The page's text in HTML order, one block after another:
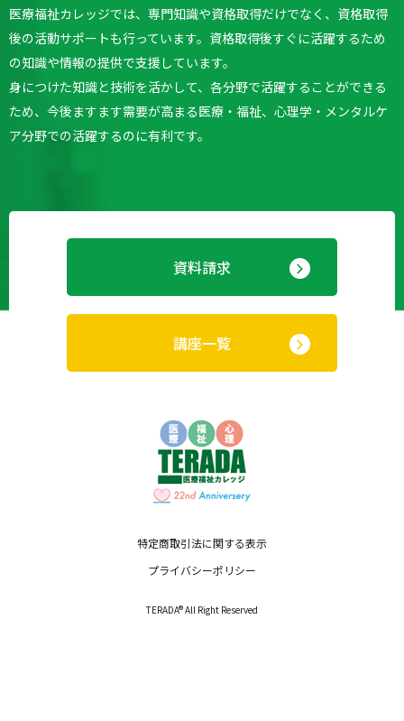
医療福祉カレッジでは、専門知識や資格取得だけでなく、資格取得
後の活動サポートも行っています。 資格取得後すぐに活躍するため
の知識や情報の提供で支援しています。
身につけた知識と技術を活かして、各分野で活躍することができる
ため、今後ますます需要が高まる医療・福祉、心理学・メンタルケ
ア分野での活躍するのに有利です。
資料請求
講座一覧
特定商取引法に関する表示
プライバシーポリシー
TERADA® All Right Reserved